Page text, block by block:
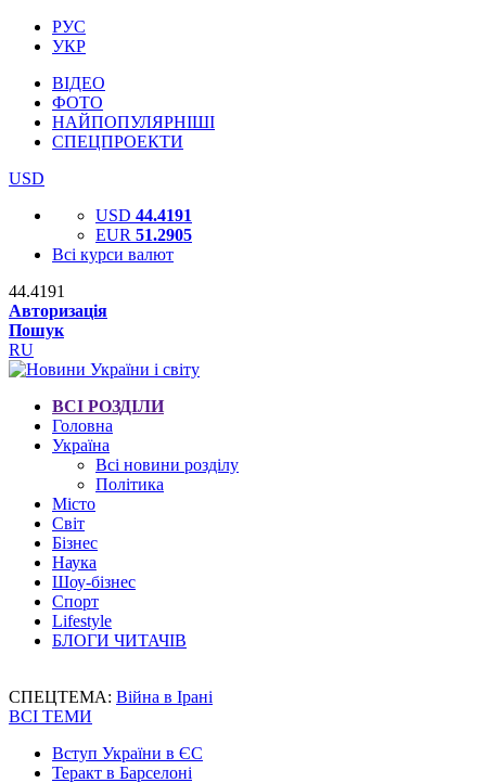
РУС
УКР
ВІДЕО
ФОТО
НАЙПОПУЛЯРНІШІ
СПЕЦПРОЕКТИ
USD
USD 44.4191
EUR 51.2905
Всі курси валют
44.4191
Авторизація
Пошук
RU
ВСІ РОЗДІЛИ
Головна
Україна
Всі новини розділу
Політика
Місто
Світ
Бізнес
Наука
Шоу-бізнес
Спорт
Lifestyle
БЛОГИ ЧИТАЧІВ
СПЕЦТЕМА: Війна в Ірані
ВСІ ТЕМИ
Вступ України в ЄС
Теракт в Барселоні